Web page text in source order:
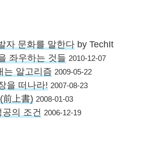
자 문화를 말한다 by TechIt
좌우하는 것들 2010-12-07
는 알고리즘 2009-05-22
을 떠나라! 2007-08-23
前上書) 2008-01-03
의 조건 2006-12-19